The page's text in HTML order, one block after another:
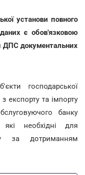
установи повного
є обов'язковою
ДПС документальних
господарської
експорту та імпорту
банку
необхідні для
за дотриманням